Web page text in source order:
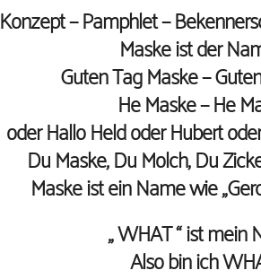
Konzept – Pamphlet –
Maske ist der
Guten Tag Maske –
He Maske – He
oder Hallo Held oder Hubert
Du Maske, Du Molch, Du
Maske ist ein Name wie
„ WHAT “ ist mein
Also bin ich